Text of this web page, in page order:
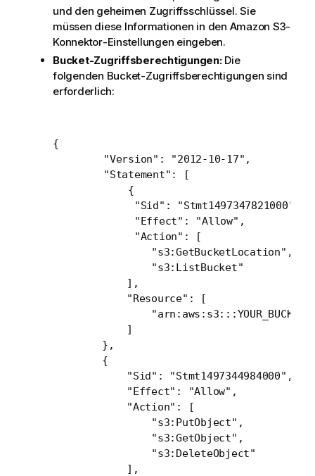
und den geheimen Zugriffsschlüssel. Sie
müssen diese Informationen in den Amazon S3-
Konnektor-Einstellungen eingeben.
Bucket-Zugriffsberechtigungen: Die
folgenden Bucket-Zugriffsberechtigungen sind
erforderlich:
{
                "s3:GetBucketLocation",
                "s3:ListBucket"
            ],
            "Resource": [
            ]
        },
        {
            "Sid": "Stmt1497344984000",
            "Effect": "Allow",
            "Action": [
                "s3:PutObject",
                "s3:GetObject",
                "s3:DeleteObject"
            ],